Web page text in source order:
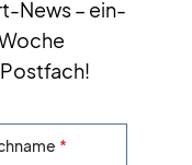
News – ein-